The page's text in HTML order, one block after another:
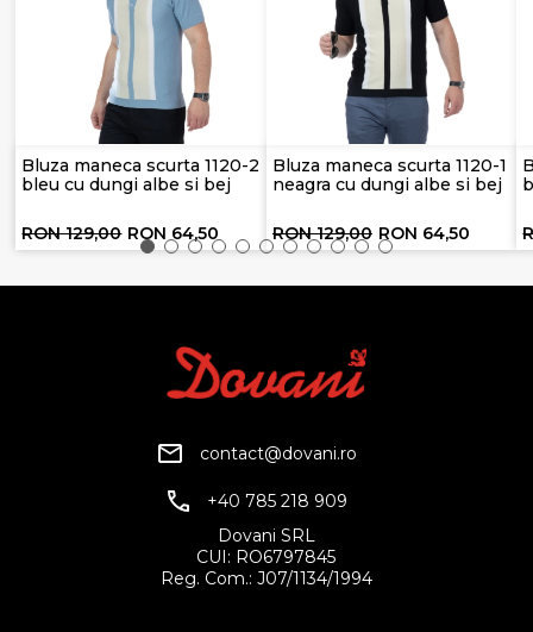
Bluza maneca scurta 1120-2
bleu cu dungi albe si bej
RON 129,00 RON 64,50
Bluza maneca scurta 1120-1
neagra cu dungi albe si bej
RON 129,00 RON 64,50
contact@dovani.ro
+40 785 218 909
Dovani SRL
CUI: RO6797845
Reg. Com.: J07/1134/1994